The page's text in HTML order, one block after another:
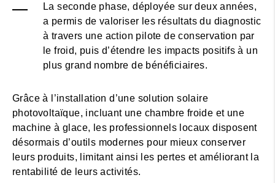
La seconde phase, déployée sur deux années,
a permis de valoriser les résultats du diagnostic
à travers une action pilote de conservation par
le froid, puis d’étendre les impacts positifs à un
plus grand nombre de bénéficiaires.
Grâce à l’installation d’une solution solaire
photovoltaïque, incluant une chambre froide et une
machine à glace, les professionnels locaux disposent
désormais d’outils modernes pour mieux conserver
leurs produits, limitant ainsi les pertes et améliorant la
rentabilité de leurs activités.